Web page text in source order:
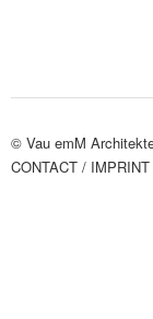
© Vau emM
CONTACT / IMPRINT